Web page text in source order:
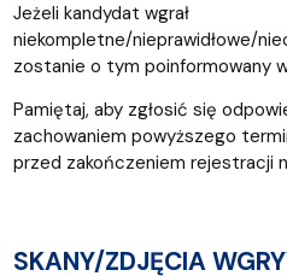
Jeżeli kandydat wgrał
niekompletne/nieprawidłowe/
zostanie o tym poinformowany
Pamiętaj, aby zgłosić się
zachowaniem powyższego
przed zakończeniem rejestracji
SKANY/ZDJĘCIA